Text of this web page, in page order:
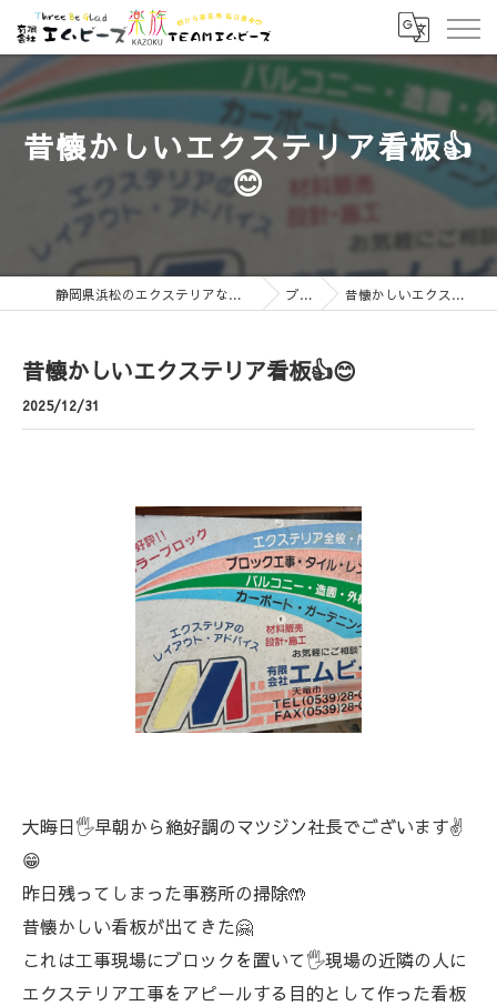
昔懐かしいエクステリア看板👍
😊
静岡県浜松のエクステリアなら有限会社エムビーズ ブログ 昔懐かしいエクステリア看板👍😊
昔懐かしいエクステリア看板👍😊
2025/12/31
大晦日🖐️早朝から絶好調のマツジン社長でございます✌️
😁
昨日残ってしまった事務所の掃除🤲
昔懐かしい看板が出てきた🤗
これは工事現場にブロックを置いて🖐️現場の近隣の人に
エクステリア工事をアピールする目的として作った看板